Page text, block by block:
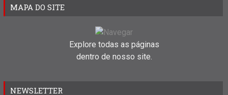
MAPA DO SITE
Explore todas as páginas
dentro de nosso site.
NEWSLETTER